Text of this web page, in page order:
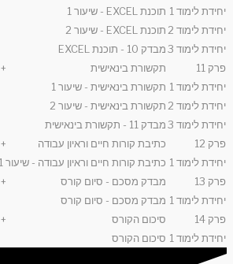
יחידת לימוד 1
תוכנת EXCEL - שיעור 1
יחידת לימוד 2
תוכנת EXCEL - שיעור 2
יחידת לימוד 3
מבדק 10 - תוכנת EXCEL
פרק 11
תקשורת בינאישית
+
יחידת לימוד 1
תקשורת בינאישית - שיעור 1
יחידת לימוד 2
תקשורת בינאישית - שיעור 2
יחידת לימוד 3
מבדק 11 - תקשורת בינאישית
פרק 12
כתיבת קורות חיים וראיון עבודה
+
יחידת לימוד 1
כתיבת קורות חיים וראיון עבודה - שיעור 1
פרק 13
מבדק מסכם - סיום קורס
+
יחידת לימוד 1
מבדק מסכם - סיום קורס
פרק 14
סיכום הקורס
+
יחידת לימוד 1
סיכום הקורס